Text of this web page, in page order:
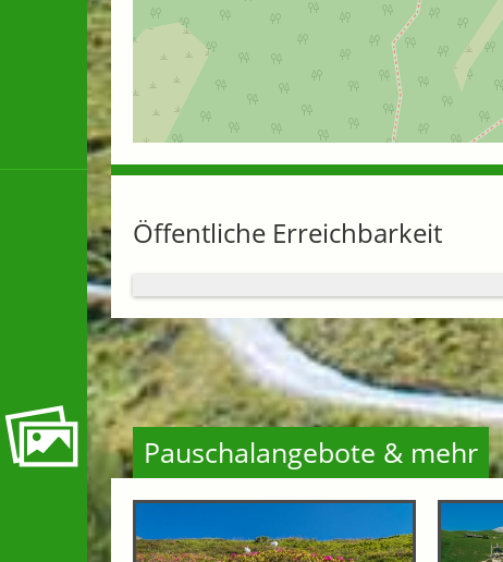
Öffentliche Erreichbarkeit
Pauschalangebote & mehr